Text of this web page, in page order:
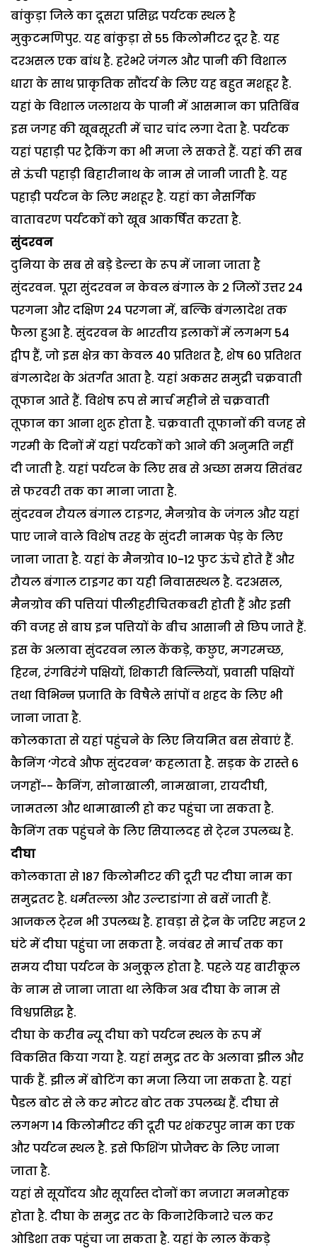
बांकुड़ा जिले का दूसरा प्रसिद्ध पर्यटक स्थल है
मुकुटमणिपुर. यह बांकुड़ा से 55 किलोमीटर दूर है. यह
दरअसल एक बांध है. हरेभरे जंगल और पानी की विशाल
धारा के साथ प्राकृतिक सौंदर्य के लिए यह बहुत मशहूर है.
यहां के विशाल जलाशय के पानी में आसमान का प्रतिबिंब
इस जगह की खूबसूरती में चार चांद लगा देता है. पर्यटक
यहां पहाड़ी पर ट्रैकिंग का भी मजा ले सकते हैं. यहां की सब
से ऊंची पहाड़ी बिहारीनाथ के नाम से जानी जाती है. यह
पहाड़ी पर्यटन के लिए मशहूर है. यहां का नैसर्गिक
वातावरण पर्यटकों को खूब आकर्षित करता है.
सुंदरवन
दुनिया के सब से बड़े डेल्टा के रूप में जाना जाता है
सुंदरवन. पूरा सुंदरवन न केवल बंगाल के 2 जिलों उत्तर 24
परगना और दक्षिण 24 परगना में, बल्कि बंगलादेश तक
फैला हुआ है. सुंदरवन के भारतीय इलाकों में लगभग 54
द्वीप हैं, जो इस क्षेत्र का केवल 40 प्रतिशत है, शेष 60 प्रतिशत
बंगलादेश के अंतर्गत आता है. यहां अकसर समुद्री चक्रवाती
तूफान आते हैं. विशेष रूप से मार्च महीने से चक्रवाती
तूफान का आना शुरू होता है. चक्रवाती तूफानों की वजह से
गरमी के दिनों में यहां पर्यटकों को आने की अनुमति नहीं
दी जाती है. यहां पर्यटन के लिए सब से अच्छा समय सितंबर
से फरवरी तक का माना जाता है.
सुंदरवन रौयल बंगाल टाइगर, मैनग्रोव के जंगल और यहां
पाए जाने वाले विशेष तरह के सुंदरी नामक पेड़ के लिए
जाना जाता है. यहां के मैनग्रोव 10-12 फुट ऊंचे होते हैं और
रौयल बंगाल टाइगर का यही निवासस्थल है. दरअसल,
मैनग्रोव की पत्तियां पीलीहरीचितकबरी होती हैं और इसी
की वजह से बाघ इन पत्तियों के बीच आसानी से छिप जाते हैं.
इस के अलावा सुंदरवन लाल केंकड़े, कछुए, मगरमच्छ,
हिरन, रंगबिरंगे पक्षियों, शिकारी बिल्लियों, प्रवासी पक्षियों
तथा विभिन्न प्रजाति के विषैले सांपों व शहद के लिए भी
जाना जाता है.
कोलकाता से यहां पहुंचने के लिए नियमित बस सेवाएं हैं.
कैनिंग ‘गेटवे औफ सुंदरवन’ कहलाता है. सड़क के रास्ते 6
जगहों-- कैनिंग, सोनाखाली, नामखाना, रायदीघी,
जामतला और थामाखाली हो कर पहुंचा जा सकता है.
कैनिंग तक पहुंचने के लिए सियालदह से टे्रन उपलब्ध है.
दीघा
कोलकाता से 187 किलोमीटर की दूरी पर दीघा नाम का
समुद्रतट है. धर्मतल्ला और उल्टाडांगा से बसें जाती हैं.
आजकल टे्रन भी उपलब्ध है. हावड़ा से ट्रेन के जरिए महज 2
घंटे में दीघा पहुंचा जा सकता है. नवंबर से मार्च तक का
समय दीघा पर्यटन के अनुकूल होता है. पहले यह बारीकूल
के नाम से जाना जाता था लेकिन अब दीघा के नाम से
विश्वप्रसिद्ध है.
दीघा के करीब न्यू दीघा को पर्यटन स्थल के रूप में
विकसित किया गया है. यहां समुद्र तट के अलावा झील और
पार्क हैं. झील में बोटिंग का मजा लिया जा सकता है. यहां
पैडल बोट से ले कर मोटर बोट तक उपलब्ध हैं. दीघा से
लगभग 14 किलोमीटर की दूरी पर शंकरपुर नाम का एक
और पर्यटन स्थल है. इसे फिशिंग प्रोजैक्ट के लिए जाना
जाता है.
यहां से सूर्योदय और सूर्यास्त दोनों का नजारा मनमोहक
होता है. दीघा के समुद्र तट के किनारेकिनारे चल कर
ओडिशा तक पहुंचा जा सकता है. यहां के लाल केंकड़े